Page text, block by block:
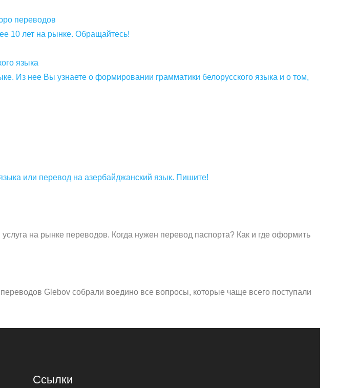
переводов
10 лет на рынке. Обращайтесь!
языка
Из нее Вы узнаете о формировании грамматики белорусского языка и о том,
или перевод на азербайджанский язык. Пишите!
на рынке переводов. Когда нужен перевод паспорта? Как и где оформить
Glebov собрали воедино все вопросы, которые чаще всего поступали
Ссылки